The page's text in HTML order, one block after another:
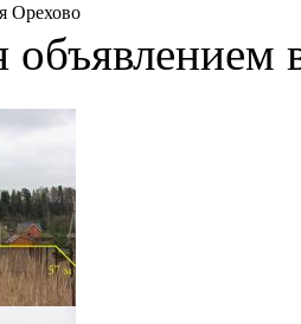
Орехово
объявлением